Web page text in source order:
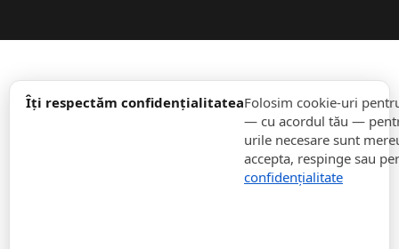
Îți respectăm confidențialitateaFolosim cookie-uri
— cu acordul tău —
urile necesare sunt
accepta, respinge sau
confidențialitate
informație
expand_more